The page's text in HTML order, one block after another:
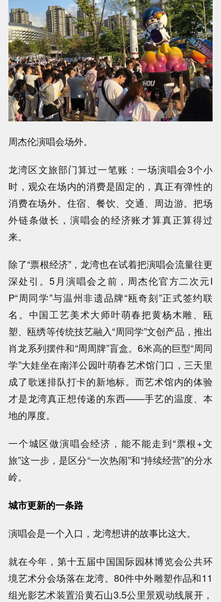
周杰伦演唱会场外。
龙湾区文旅部门算过一笔账：一场演唱会3个小
时，观众在场内的消费是固定的，真正有弹性的
消费在场外。住宿、餐饮、交通、周边游。把场
外链条做长，演唱会的经济账才算真正算得过
来。
除了“票根经济”，龙湾也在试着把演唱会流量往更
深处引。5月演唱会之前，周杰伦官方二次元I
P“周同学”与温州非遗品牌“瓯奇刻”正式签约联
名。中国工艺美术大师叶萌春把黄杨木雕、瓯
塑、瓯绣等传统技艺融入“周同学”文创产品，推出
肖龙系列摆件和“周周牌”盲盒。6米高的巨型“周同
学”大娃坐在南洋公园叶萌春艺术馆门口，三天里
成了歌迷排队打卡的新地标。而艺术馆内的体验
才是龙湾真正想传递的东西——手艺的温度、本
地的厚度。
一个城区做演唱会经济，能不能走到“票根+文
旅”这一步，是区分“一次热闹”和“持续经营”的分水
岭。
城市更新的一条路
演唱会是一个入口，龙湾想讲的故事比这大。
就在今年，第十五届中国国际园林博览会公共环
境艺术分会场落在龙湾。80件中外雕塑作品和11
组光影艺术装置沿黄石山3.5公里景观动线展开，